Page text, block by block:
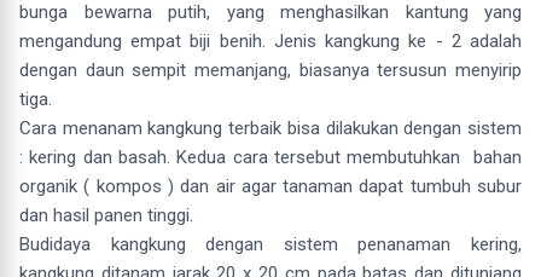
bunga bewarna putih, yang menghasilkan kantung yang
mengandung empat biji benih. Jenis kangkung ke - 2 adalah
dengan daun sempit memanjang, biasanya tersusun menyirip
tiga.
Cara menanam kangkung terbaik bisa dilakukan dengan sistem
: kering dan basah. Kedua cara tersebut membutuhkan bahan
organik ( kompos ) dan air agar tanaman dapat tumbuh subur
dan hasil panen tinggi.
Budidaya kangkung dengan sistem penanaman kering,